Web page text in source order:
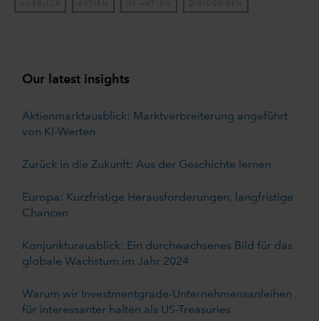
AUSBLICK AKTIEN US-AKTIEN DIVIDENDEN
Our latest insights
Aktienmarktausblick: Marktverbreiterung angeführt
von KI-Werten
Zurück in die Zukunft: Aus der Geschichte lernen
Europa: Kurzfristige Herausforderungen, langfristige
Chancen
Konjunkturausblick: Ein durchwachsenes Bild für das
globale Wachstum im Jahr 2024
Warum wir Investmentgrade-Unternehmensanleihen
für interessanter halten als US-Treasuries